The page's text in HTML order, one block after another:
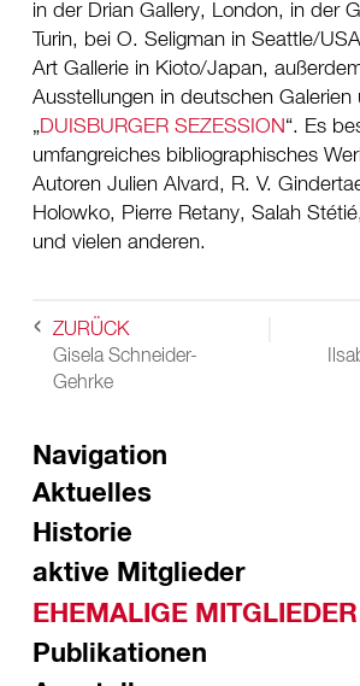
in der Drian Gallery, London, in der
Turin, bei O. Seligman in Seattle/
Art Gallerie in Kioto/Japan,
Ausstellungen in deutschen Galerien
„DUISBURGER SEZESSION“. Es
umfangreiches bibliographisches
Autoren Julien Alvard, R. V.
Holowko, Pierre Retany, Salah
und vielen anderen.
ZURÜCK
Gisela Schneider-
Gehrke
Navigation
Aktuelles
Historie
aktive Mitglieder
EHEMALIGE MITGLIEDER
Publikationen